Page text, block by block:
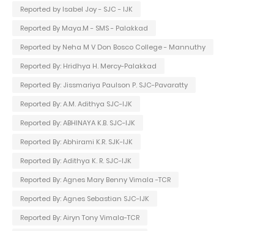
Reported by Isabel Joy - SJC - IJK
Reported By Maya.M - SMS - Palakkad
Reported by Neha M V Don Bosco College - Mannuthy
Reported By: Hridhya H. Mercy-Palakkad
Reported By: Jissmariya Paulson P. SJC-Pavaratty
Reported By: A.M. Adithya SJC-IJK
Reported By: ABHINAYA K.B. SJC-IJK
Reported By: Abhirami K.R. SJK-IJK
Reported By: Adithya K. R. SJC-IJK
Reported By: Agnes Mary Benny Vimala -TCR
Reported By: Agnes Sebastian SJC-IJK
Reported By: Airyn Tony Vimala-TCR